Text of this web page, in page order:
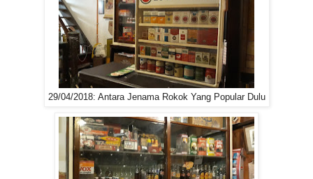
29/04/2018: Antara Jenama Rokok Yang Popular Dulu